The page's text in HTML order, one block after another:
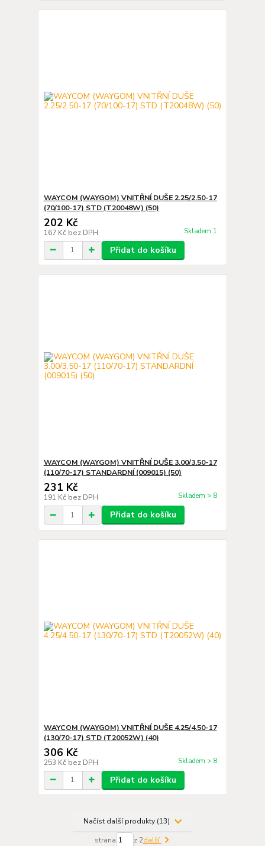
WAYCOM (WAYGOM) VNITŘNÍ DUŠE 2.25/2.50-17
(70/100-17) STD (T20048W) (50)
202 Kč
167 Kč bez DPH Skladem 1
Přidat do košíku
WAYCOM (WAYGOM) VNITŘNÍ DUŠE 3.00/3.50-17
(110/70-17) STANDARDNÍ (009015) (50)
231 Kč
191 Kč bez DPH Skladem > 8
Přidat do košíku
WAYCOM (WAYGOM) VNITŘNÍ DUŠE 4.25/4.50-17
(130/70-17) STD (T20052W) (40)
306 Kč
253 Kč bez DPH Skladem > 8
Přidat do košíku
Načíst další produkty (13)
strana z 2další